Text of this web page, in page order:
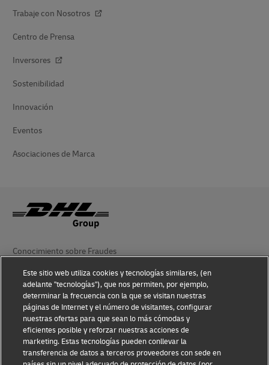
Trabaje con Nosotros
Centro de Prensa
Inversores
Sostenibilidad
Innovación
Eventos
Asociaciones de Marca
Conocimiento sobre Fraudes
Aviso Legal
Condiciones de Uso
Aviso de privacidad
Información Adicional
Este sitio web utiliza cookies y tecnologías similares, (en
adelante "tecnologías"), que nos permiten, por ejemplo,
determinar la frecuencia con la que se visitan nuestras
páginas de Internet y el número de visitantes, configurar
nuestras ofertas para que sean lo más cómodas y
eficientes posible y reforzar nuestras acciones de
marketing. Estas tecnologías pueden conllevar la
transferencia de datos a terceros proveedores con sede en